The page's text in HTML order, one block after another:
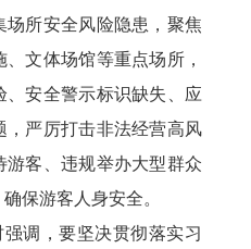
所安全风险隐患，聚焦
文体场馆等重点场所，
、安全警示标识缺失、应
，严厉打击非法经营高风
游客、违规举办大型群众
保游客人身安全。
调，要坚决贯彻落实习